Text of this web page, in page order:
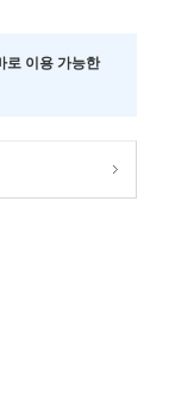
로 이용 가능한